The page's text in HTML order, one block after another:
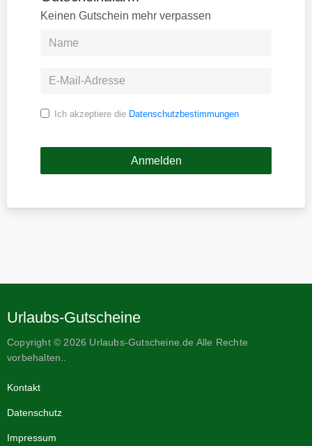
Keinen Gutschein mehr verpassen
Ich akzeptiere die Datenschutzbestimmungen
Urlaubs-Gutscheine
Copyright © 2026 Urlaubs-Gutscheine.de Alle Rechte
vorbehalten..
Kontakt
Datenschutz
Impressum